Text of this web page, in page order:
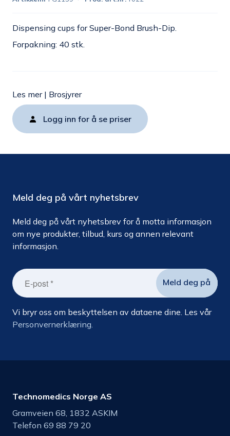
Dispensing cups for Super-Bond Brush-Dip.
Forpakning: 40 stk.
Les mer| Brosjyrer
Logg inn for å se priser
Meld deg på vårt nyhetsbrev
Meld deg på vårt nyhetsbrev for å motta informasjon
om nye produkter, tilbud, kurs og annen relevant
informasjon.
Vi bryr oss om beskyttelsen av dataene dine. Les vår
Personvernerklæring.
Technomedics Norge AS
Gramveien 68, 1832 ASKIM
Telefon 69 88 79 20